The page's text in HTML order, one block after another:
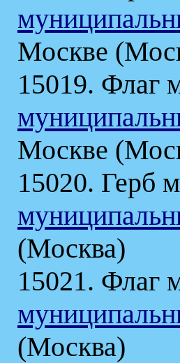
Москве
15019. Флаг
Москве
15020. Герб
(Москва)
15021. Флаг
(Москва)